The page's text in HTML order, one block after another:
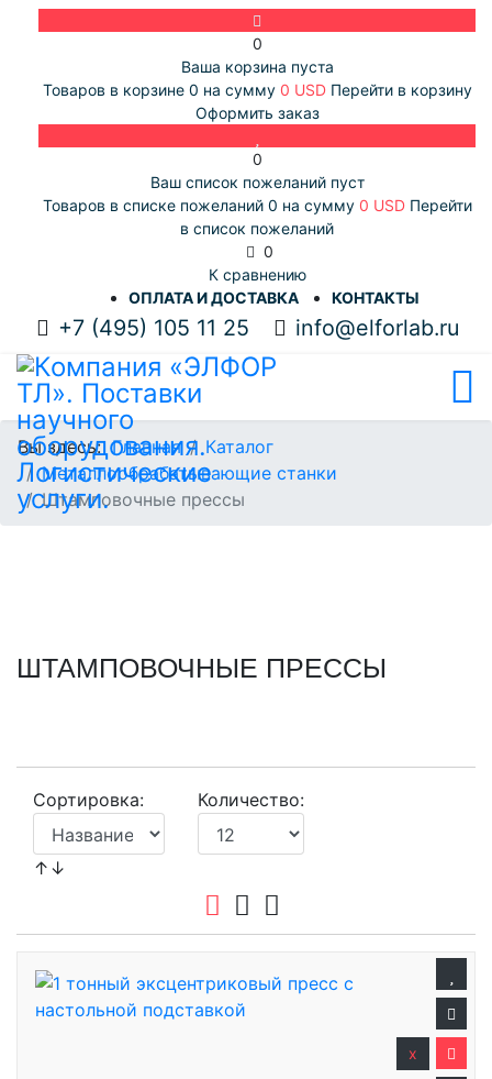
0
Ваша корзина пуста
Товаров в корзине 0 на сумму 0 USD Перейти в корзину
Оформить заказ
0
Ваш список пожеланий пуст
Товаров в списке пожеланий 0 на сумму 0 USD Перейти
в список пожеланий
0
К сравнению
ОПЛАТА И ДОСТАВКА
КОНТАКТЫ
+7 (495) 105 11 25 info@elforlab.ru
Вы здесь:Главная
Каталог
Металлообрабатывающие станки
Штамповочные прессы
ШТАМПОВОЧНЫЕ ПРЕССЫ
Сортировка:
↑↓
Количество:
x